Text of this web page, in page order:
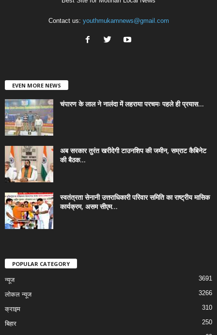
Contact us: youthmukamnews@gmail.com
EVEN MORE NEWS
चंपारण के लाल ने नालंदा में लहराया परचमः पहले ही प्रयास...
अब सरकार तुरंत खरीदेगी टाउनशिप की जमीन, सम्राट कैबिनेट
की बैठक...
स्वतंत्रता सेनानी उत्तराधिकारी परिवार समिति का राष्ट्रीय मासिक
कार्यक्रम, असम सीएम...
POPULAR CATEGORY
न्यूज 3691
लोकल न्यूज 3266
क्राइम 310
बिहार 250